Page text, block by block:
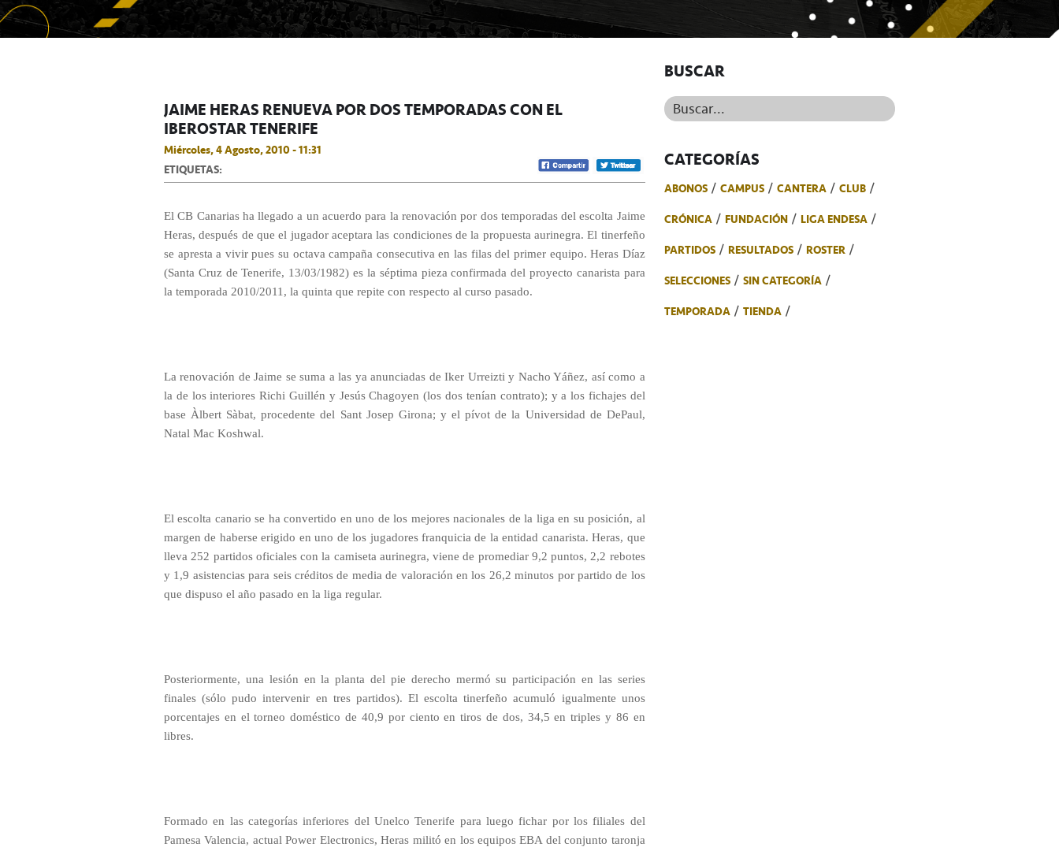
JAIME HERAS RENUEVA POR DOS TEMPORADAS CON EL
IBEROSTAR TENERIFE
Miércoles, 4 Agosto, 2010 - 11:31
ETIQUETAS:
El CB Canarias ha llegado a un acuerdo para la renovación por dos temporadas del escolta Jaime
Heras, después de que el jugador aceptara las condiciones de la propuesta aurinegra. El tinerfeño
se apresta a vivir pues su octava campaña consecutiva en las filas del primer equipo. Heras Díaz
(Santa Cruz de Tenerife, 13/03/1982) es la séptima pieza confirmada del proyecto canarista para
la temporada 2010/2011, la quinta que repite con respecto al curso pasado.
La renovación de Jaime se suma a las ya anunciadas de Iker Urreizti y Nacho Yáñez, así como a
la de los interiores Richi Guillén y Jesús Chagoyen (los dos tenían contrato); y a los fichajes del
base Àlbert Sàbat, procedente del Sant Josep Girona; y el pívot de la Universidad de DePaul,
Natal Mac Koshwal.
El escolta canario se ha convertido en uno de los mejores nacionales de la liga en su posición, al
margen de haberse erigido en uno de los jugadores franquicia de la entidad canarista. Heras, que
lleva 252 partidos oficiales con la camiseta aurinegra, viene de promediar 9,2 puntos, 2,2 rebotes
y 1,9 asistencias para seis créditos de media de valoración en los 26,2 minutos por partido de los
que dispuso el año pasado en la liga regular.
Posteriormente, una lesión en la planta del pie derecho mermó su participación en las series
finales (sólo pudo intervenir en tres partidos). El escolta tinerfeño acumuló igualmente unos
porcentajes en el torneo doméstico de 40,9 por ciento en tiros de dos, 34,5 en triples y 86 en
libres.
Formado en las categorías inferiores del Unelco Tenerife para luego fichar por los filiales del
Pamesa Valencia, actual Power Electronics, Heras militó en los equipos EBA del conjunto taronja
BUSCAR
Buscar...
CATEGORÍAS
ABONOS CAMPUS CANTERA
CLUB
CRÓNICA
FUNDACIÓN
LIGA ENDESA
PARTIDOS
RESULTADOS
ROSTER
SELECCIONES
SIN CATEGORÍA
TEMPORADA
TIENDA